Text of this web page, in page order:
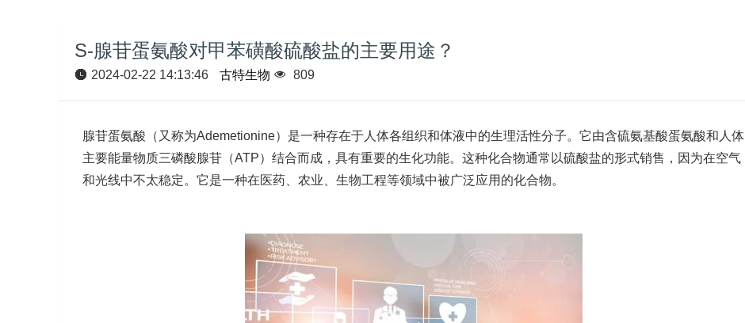
S-腺苷蛋氨酸对甲苯磺酸硫酸盐的主要用途？
2024-02-22 14:13:46 古特生物 809
腺苷蛋氨酸（又称为Ademetionine）是一种存在于人体各组织和体液中的生理活性分子。它由含硫氨基酸蛋氨酸和人体
主要能量物质三磷酸腺苷（ATP）结合而成，具有重要的生化功能。这种化合物通常以硫酸盐的形式销售，因为在空气
和光线中不太稳定。它是一种在医药、农业、生物工程等领域中被广泛应用的化合物。